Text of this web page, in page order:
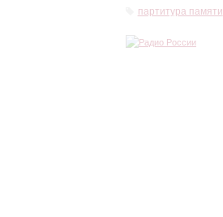
партитура памяти